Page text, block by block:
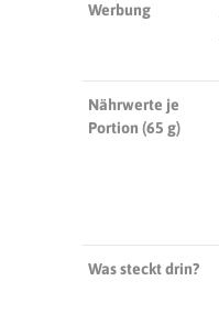
Werbung
Nährwerte je
Portion (65 g)
Was steckt drin?